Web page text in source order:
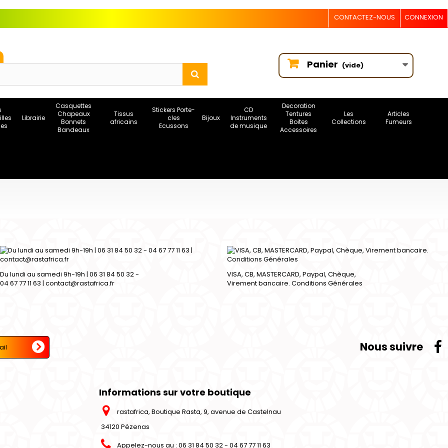
CONNEXION
CONTACTEZ-NOUS
Panier (vide)
Librairie
Casquettes
Chapeaux
Bonnets
Bandeaux
Tissus
africains
Stickers Porte-
cles
Ecussons
Bijoux
CD
Instruments
de musique
Decoration
Tentures
Boites
Accessoires
Les
Collections
Articles
Fumeurs
Du lundi au samedi 9h-19h | 06 31 84 50 32 -
04 67 77 11 63 | contact@rastafrica.fr
VISA, CB, MASTERCARD, Paypal, Chèque,
Virement bancaire. Conditions Générales
Nous suivre
Informations sur votre boutique
rastafrica, Boutique Rasta, 9, avenue de Castelnau
34120 Pézenas
Appelez-nous au :06 31 84 50 32 - 04 67 77 11 63